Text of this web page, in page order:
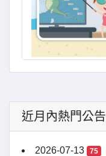
近月內熱門公告
2026-07-13 75